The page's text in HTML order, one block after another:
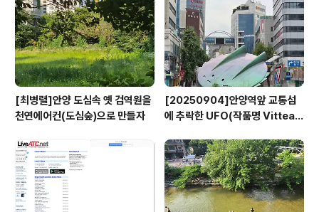
[최병렬]안양 도심속 옛 검역원을
천연에어컨(도심숲)으로 만들자
[20250904]안양역앞 교통섬
에 추락한 UFO(작품명 Vitteau